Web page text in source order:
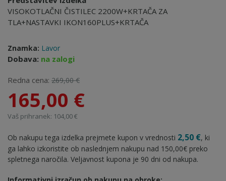
VISOKOTLAČNI ČISTILEC 2200W+KRTAČA ZA
TLA+NASTAVKI IKON160PLUS+KRTAČA
Znamka: Lavor
Dobava: na zalogi
Redna cena: 269,00 €
165,00 €
Vaš prihranek: 104,00 €
Ob nakupu tega izdelka prejmete kupon v vrednosti 2,50 €, ki
ga lahko izkoristite ob naslednjem nakupu nad 150,00€ preko
spletnega naročila. Veljavnost kupona je 90 dni od nakupa.